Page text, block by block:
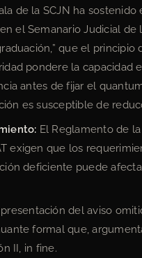
de la SCJN ha
el Semanario Judicial de
que el
pondere la capacidad
antes de fijar el
es susceptible de
El Reglamento de la
exigen que los
deficiente puede
del aviso
formal que,
II, in fine.